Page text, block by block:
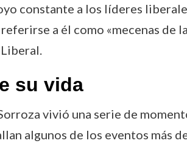
constante a los líderes
a él como «mecenas
su vida
vivió una serie de
algunos de los eventos más